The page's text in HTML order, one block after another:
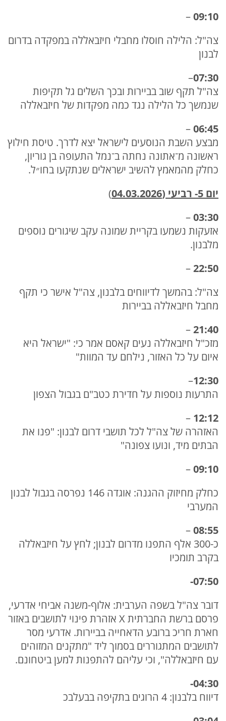
09:10
–
צה"ל: הלילה חוסלו מחבלי חיזבאללה במפקדה בדרום
לבנון
07:30
–
צה"ל תקף שוב בביירות ובכך השלים גל תקיפות
שנמשך כל הלילה נגד כמה מפקדות של חיזבאללה
06:45
–
מבצע השבת הנוסעים לישראל יצא לדרך. טיסת חילוץ
ראשונה מ־אתונה נחתה ב־נמל התעופה בן גוריון,
כחלק מהמאמץ להשיב ישראלים שנתקעו בחו״ל.
יום 5- רביעי (04.03.2026
)
03:30
–
אזעקות נשמעו בקריית שמונה עקב שיגורים נוספים
מלבנון.
22:50
–
צה"ל: בהמשך לדיווחים בלבנון, צה"ל אישר כי תקף
מחבל חיזבאללה בביירות
21:40
–
מזכ"ל חיזבאללה נעים קאסם אמר כי: "ישראל היא
איום על כל האזור, נילחם עד המוות"
12:30
–
התרעות נוספות על חדירת כטב"ם בגבול הצפון
12:12
–
האזהרה של צה"ל לכל תושבי דרום לבנון: "פנו את
הבתים מיד, ונועו צפונה"
09:10
–
כחלק מחיזוק ההגנה: אוגדה 146 נפרסה בגבול לבנון
המערבי
08:55
–
כ-300 אלף התפנו מדרום לבנון; לחץ על חיזבאללה
בקרב תומכיו
07:50-
דובר צה"ל בשפה הערבית: אלוף-משנה אביחי אדרעי,
פרסם ברשת החברתית X אזהרת פינוי לתושבים באזור
חארת חריכ ברובע הדאחייה בביירות. אדרעי מסר
לתושבים המתגוררים בסמוך ליד "מתקנים המזוהים
עם חיזבאללה", וכי עליהם להתפנות למען ביטחונם.
04:30-
דיווח בלבנון: 4 הרוגים בתקיפה בבעלבכ